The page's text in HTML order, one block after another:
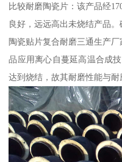
比较耐磨陶瓷片：该产品经
良好，远远高出未烧结产品
陶瓷贴片复合耐磨三通生产厂
品应用离心自蔓延高温合成
达到烧结，故其耐磨性能与耐